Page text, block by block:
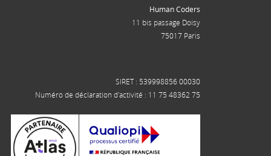
Human Coders
11 bis passage Doisy
75017 Paris
SIRET : 539998856 00030
Numéro de déclaration d'activité : 11 75 48362 75